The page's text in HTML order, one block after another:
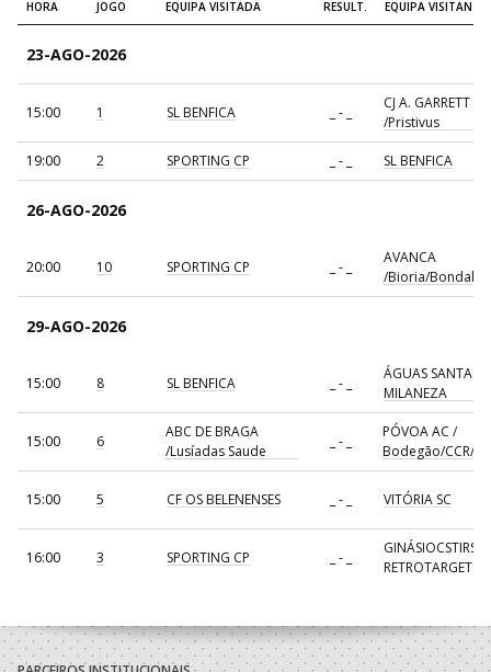
HORA JOGO EQUIPA VISITADA RESULT. EQUIPA VISITANTE
23-AGO-2026
15:00 1 SL BENFICA _ - _
CJ A. GARRETT
/Pristivus
19:00 2 SPORTING CP _ - _ SL BENFICA
26-AGO-2026
20:00 10 SPORTING CP _ - _
AVANCA
/Bioria/Bondalti
29-AGO-2026
15:00 8 SL BENFICA _ - _
ÁGUAS SANTAS
MILANEZA
15:00 6
ABC DE BRAGA
/Lusíadas Saude
_ - _
PÓVOA AC /
Bodegão/CCR/
15:00 5 CF OS BELENENSES _ - _ VITÓRIA SC
16:00 3 SPORTING CP _ - _
RETROTARGET
18:00 7
AVANCA
/Bioria/Bondalti
_ - _ FC PORTO